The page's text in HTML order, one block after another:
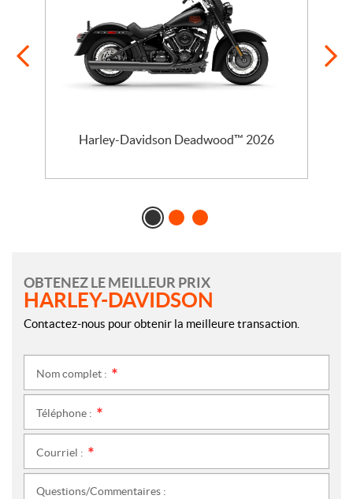
Harley-Davidson Deadwood™ 2026
OBTENEZ LE MEILLEUR PRIX
HARLEY-DAVIDSON
Contactez-nous pour obtenir la meilleure transaction.
Nom complet :
Téléphone :
Courriel :
Questions/Commentaires :